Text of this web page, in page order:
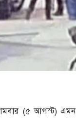
সোমবার (৫ আগস্ট) এমন